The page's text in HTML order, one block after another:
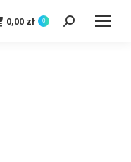
0,00 zł 0 Szukaj: